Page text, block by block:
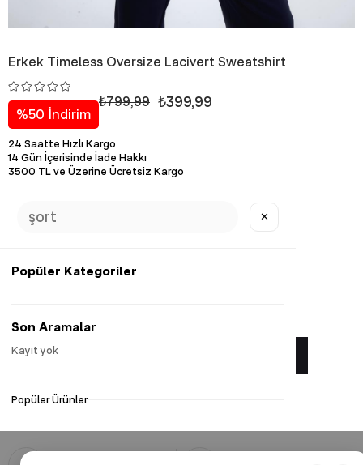
Erkek Timeless Oversize Lacivert Sweatshirt
%50 İndirim
₺799,99 ₺399,99
24 Saatte Hızlı Kargo
14 Gün İçerisinde İade Hakkı
3500 TL ve Üzerine Ücretsiz Kargo
Yorum Yaz
Güvenli Alışveriş Hızlı Kargo
✕
Popüler Kategoriler
Son Aramalar
Kayıt yok
Popüler Ürünler